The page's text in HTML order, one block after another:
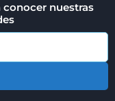
conocer nuestras